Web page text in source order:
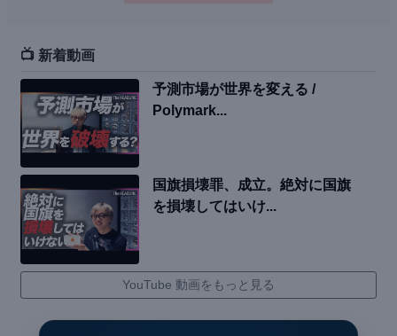
📺 新着動画
予測市場が世界を変える /
Polymark...
国旗損壊罪、成立。絶対に国旗
を損壊してはいけ...
YouTube 動画をもっと見る